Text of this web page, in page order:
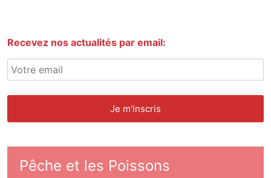
Recevez nos actualités par email:
Pêche et les Poissons